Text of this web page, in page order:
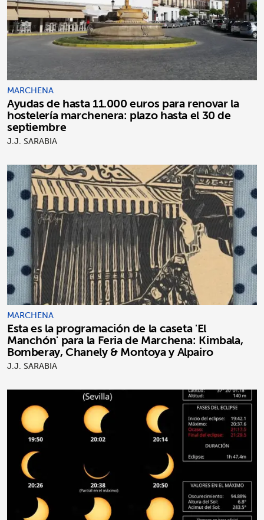
MARCHENA
Ayudas de hasta 11.000 euros para renovar la
hostelería marchenera: plazo hasta el 30 de
septiembre
J.J. SARABIA
MARCHENA
Esta es la programación de la caseta 'El
Manchón' para la Feria de Marchena: Kimbala,
Bomberay, Chanely & Montoya y Alpairo
J.J. SARABIA